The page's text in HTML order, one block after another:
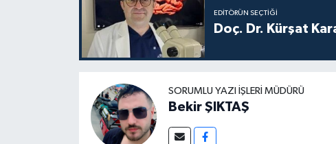
EDITÖRÜN SEÇTIĞI
Doç. Dr. Kürşat
SORUMLU YAZI İŞLERI MÜDÜRÜ
Bekir ŞIKTAŞ